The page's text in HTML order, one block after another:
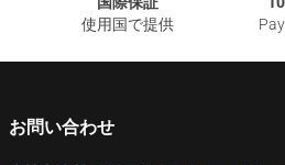
使用国で提供
お問い合わせ